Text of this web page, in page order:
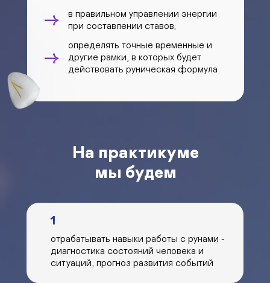
в правильном управлении энергии
при составлении ставов;
→
определять точные временные и
другие рамки, в которых будет
действовать руническая формула
→
1
отрабатывать навыки работы с рунами -
диагностика состояний человека и
ситуаций, прогноз развития событий
На практикуме
мы будем